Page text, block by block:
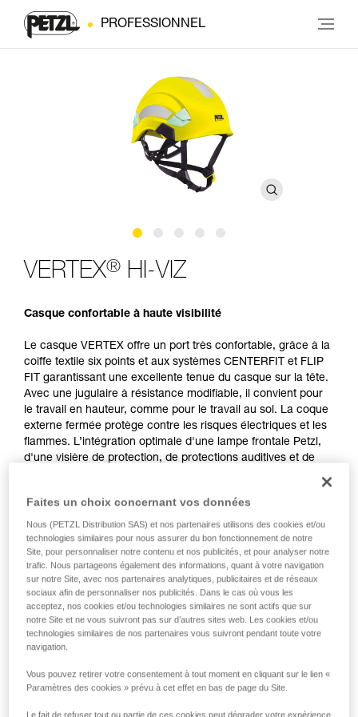
PROFESSIONNEL
VERTEX® HI-VIZ
Casque confortable à haute visibilité
Le casque VERTEX offre un port très confortable, grâce à la
coiffe textile six points et aux systèmes CENTERFIT et FLIP
FIT garantissant une excellente tenue du casque sur la tête.
Avec une jugulaire à résistance modifiable, il convient pour
le travail en hauteur, comme pour le travail au sol. La coque
externe fermée protège contre les risques électriques et les
flammes. L’intégration optimale d'une lampe frontale Petzl,
d'une visière de protection, de protections auditives et de
professionnels. La version haute visibilité est dotée d'une
coque externe de couleur fluorescente avec des clips
phosphorescents et des bandes réfléchissantes, pour une
visibilité optimale du travailleur, de jour et de nuit.
VERTEX
Faites un choix concernant vos données
Nous (PETZL Distribution SAS) et nos partenaires utilisons des cookies et/ou
technologies similaires pour nous assurer du bon fonctionnement de notre
Site, pour personnaliser notre contenu et nos publicités, et pour analyser notre
trafic. Nous partageons également des informations, quant à votre navigation
sur notre Site, avec nos partenaires analytiques, publicitaires et de réseaux
sociaux afin de personnaliser nos publicités. Dans le cas où vous les
acceptez, nos cookies et/ou technologies similaires ne sont actifs que sur
notre Site et ne vous suivront pas sur d’autres sites web. Les cookies et/ou
technologies similaires de nos partenaires vous suivront pendant toute votre
navigation.
Vous pouvez retirer votre consentement à tout moment en cliquant sur le lien «
Paramètres des cookies » prévu à cet effet en bas de page du Site.
Le fait de refuser tout ou partie de ces cookies peut dégrader votre expérience